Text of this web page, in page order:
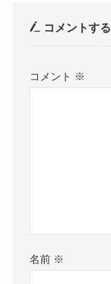
コメントする
コメント ※
名前 ※